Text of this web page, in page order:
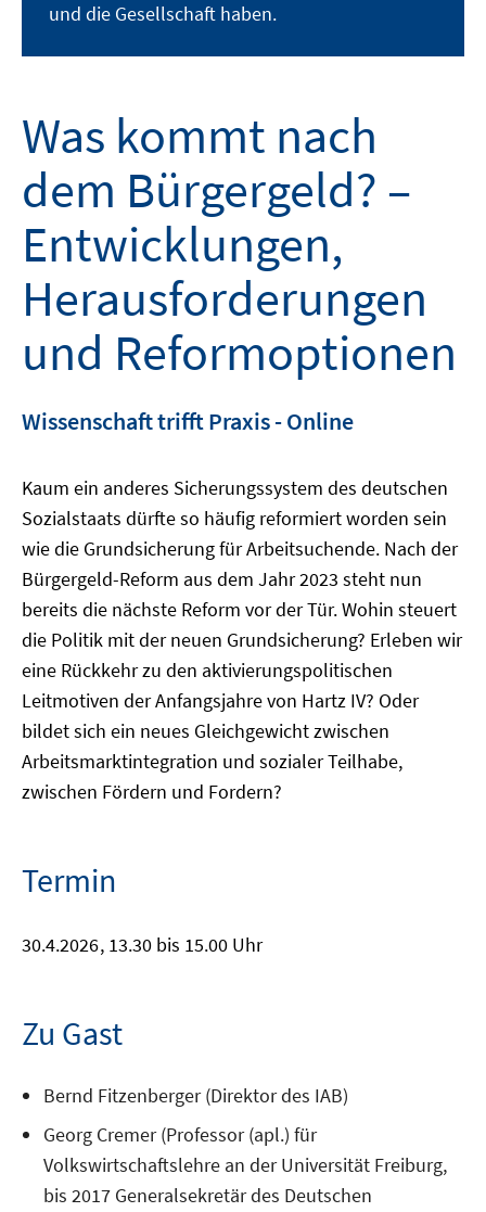
und die Gesellschaft haben.
Was kommt nach
dem Bürgergeld? –
Entwicklungen,
Herausforderungen
und Reformoptionen
Wissenschaft trifft Praxis - Online
Kaum ein anderes Sicherungssystem des deutschen
Sozialstaats dürfte so häufig reformiert worden sein
wie die Grundsicherung für Arbeitsuchende. Nach der
Bürgergeld-Reform aus dem Jahr 2023 steht nun
bereits die nächste Reform vor der Tür. Wohin steuert
die Politik mit der neuen Grundsicherung? Erleben wir
eine Rückkehr zu den aktivierungspolitischen
Leitmotiven der Anfangsjahre von Hartz IV? Oder
bildet sich ein neues Gleichgewicht zwischen
Arbeitsmarktintegration und sozialer Teilhabe,
zwischen Fördern und Fordern?
Termin
30.4.2026, 13.30 bis 15.00 Uhr
Zu Gast
Bernd Fitzenberger (Direktor des IAB)
Georg Cremer (Professor (apl.) für
Volkswirtschaftslehre an der Universität Freiburg,
bis 2017 Generalsekretär des Deutschen